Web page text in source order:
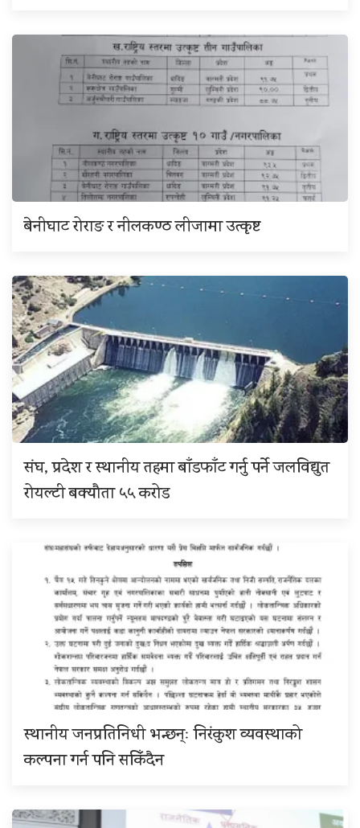
बेनीघाट रोराङ र नीलकण्ठ लीजामा उत्कृष्ट
संघ, प्रदेश र स्थानीय तहमा बाँडफाँट गर्नु पर्ने जलविद्युत
रोयल्टी बक्यौता ५५ करोड
स्थानीय जनप्रतिनिधी भन्छन्ः निरंकुश व्यवस्थाको
कल्पना गर्न पनि सकिँदैन